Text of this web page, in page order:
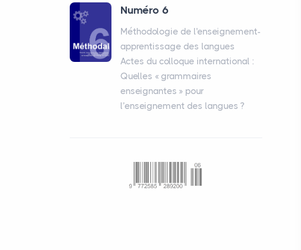
Numéro 6
Méthodologie de l'enseignement-
apprentissage des langues
Actes du colloque international :
Quelles « grammaires
enseignantes » pour
l’enseignement des langues ?